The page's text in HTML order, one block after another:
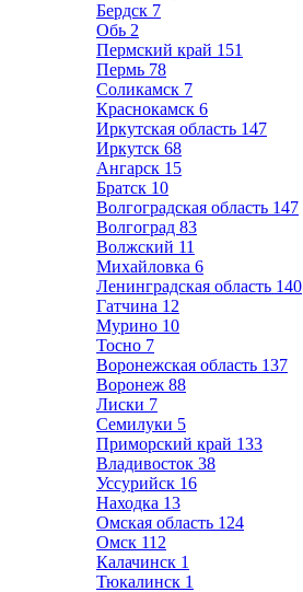
Бердск 7
Обь 2
Пермский край 151
Пермь 78
Соликамск 7
Краснокамск 6
Иркутская область 147
Иркутск 68
Ангарск 15
Братск 10
Волгоградская область 147
Волгоград 83
Волжский 11
Михайловка 6
Ленинградская область 140
Гатчина 12
Мурино 10
Тосно 7
Воронежская область 137
Воронеж 88
Лиски 7
Семилуки 5
Приморский край 133
Владивосток 38
Уссурийск 16
Находка 13
Омская область 124
Омск 112
Калачинск 1
Тюкалинск 1